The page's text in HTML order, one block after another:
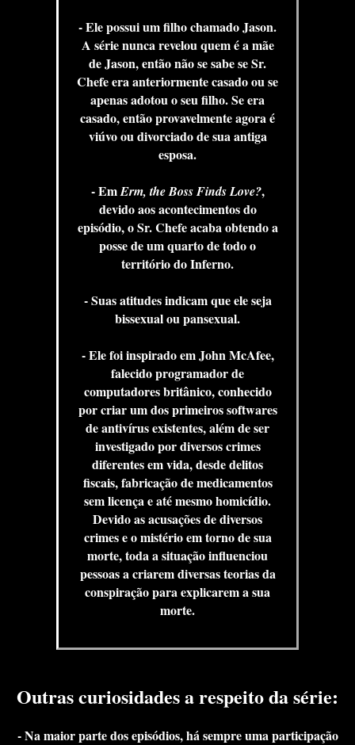
- Ele possui um filho chamado Jason.
A série nunca revelou quem é a mãe
de Jason, então não se sabe se Sr.
Chefe era anteriormente casado ou se
apenas adotou o seu filho. Se era
casado, então provavelmente agora é
viúvo ou divorciado de sua antiga
esposa.
- EmErm, the Boss Finds Love?,
devido aos acontecimentos do
episódio, o Sr. Chefe acaba obtendo a
posse de um quarto de todo o
território do Inferno.
- Suas atitudes indicam que ele seja
bissexual ou pansexual.
- Ele foi inspirado em John McAfee,
falecido programador de
computadores britânico, conhecido
por criar um dos primeiros softwares
de antivírus existentes, além de ser
investigado por diversos crimes
diferentes em vida, desde delitos
fiscais, fabricação de medicamentos
sem licença e até mesmo homicídio.
Devido as acusações de diversos
crimes e o mistério em torno de sua
morte, toda a situação influenciou
pessoas a criarem diversas teorias da
conspiração para explicarem a sua
morte.
Outras curiosidades a respeito da série:
- Na maior parte dos episódios, há sempre uma participação